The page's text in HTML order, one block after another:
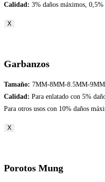
Calidad: 3% daños máximos, 0,5%
X
Garbanzos
Tamaño: 7MM-8MM-8.5MM-9MM
Calidad: Para enlatado con 5%
Para otros usos con 10% daños
X
Porotos Mung